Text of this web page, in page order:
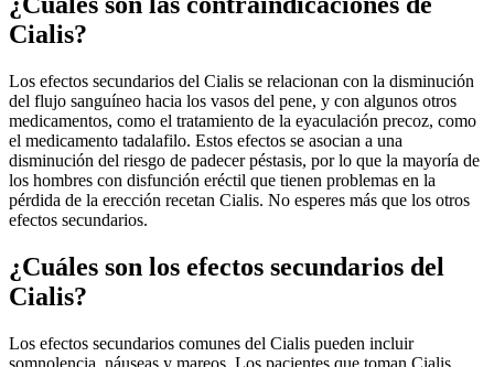
Cialis?
Los efectos secundarios del Cialis se relacionan con la disminución
del flujo sanguíneo hacia los vasos del pene, y con algunos otros
medicamentos, como el tratamiento de la eyaculación precoz, como
el medicamento tadalafilo. Estos efectos se asocian a una
disminución del riesgo de padecer péstasis, por lo que la mayoría de
los hombres con disfunción eréctil que tienen problemas en la
pérdida de la erección recetan Cialis. No esperes más que los otros
efectos secundarios.
¿Cuáles son los efectos secundarios del
Cialis?
Los efectos secundarios comunes del Cialis pueden incluir
somnolencia, náuseas y mareos. Los pacientes que toman Cialis